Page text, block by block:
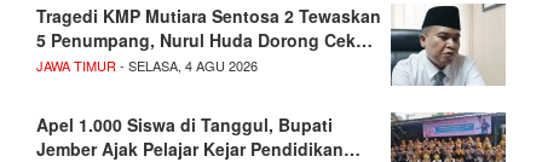
Tragedi KMP Mutiara Sentosa 2 Tewaskan
5 Penumpang, Nurul Huda Dorong Cek…
JAWA TIMUR - SELASA, 4 AGU 2026
Apel 1.000 Siswa di Tanggul, Bupati
Jember Ajak Pelajar Kejar Pendidikan…